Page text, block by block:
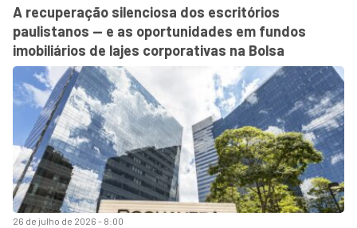
26 de julho de 2026 - 8:00
A recuperação silenciosa dos escritórios
paulistanos — e as oportunidades em fundos
imobiliários de lajes corporativas na Bolsa